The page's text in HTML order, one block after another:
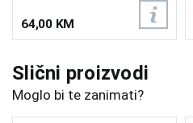
64,00 KM
Slični proizvodi
Moglo bi te zanimati?